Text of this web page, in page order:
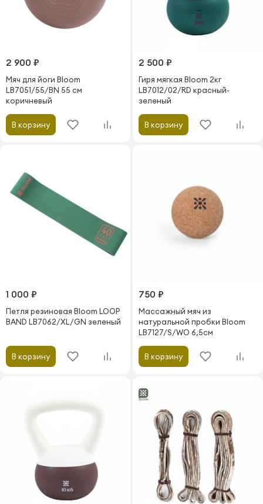
2 900 ₽
Мяч для йоги Bloom
LB7051/55/BN 55 см
коричневый
В корзину
2 500 ₽
Гиря мягкая Bloom 2кг
LB7012/02/RD красный-
зеленый
В корзину
1 000 ₽
Петля резиновая Bloom LOOP
BAND LB7062/XL/GN зеленый
В корзину
750 ₽
Массажный мяч из
натуральной пробки Bloom
LB7127/S/WO 6,5см
В корзину